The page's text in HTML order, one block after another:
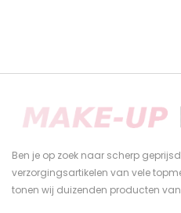
Ben je op zoek naar scherp
verzorgingsartikelen van vele
tonen wij duizenden producten